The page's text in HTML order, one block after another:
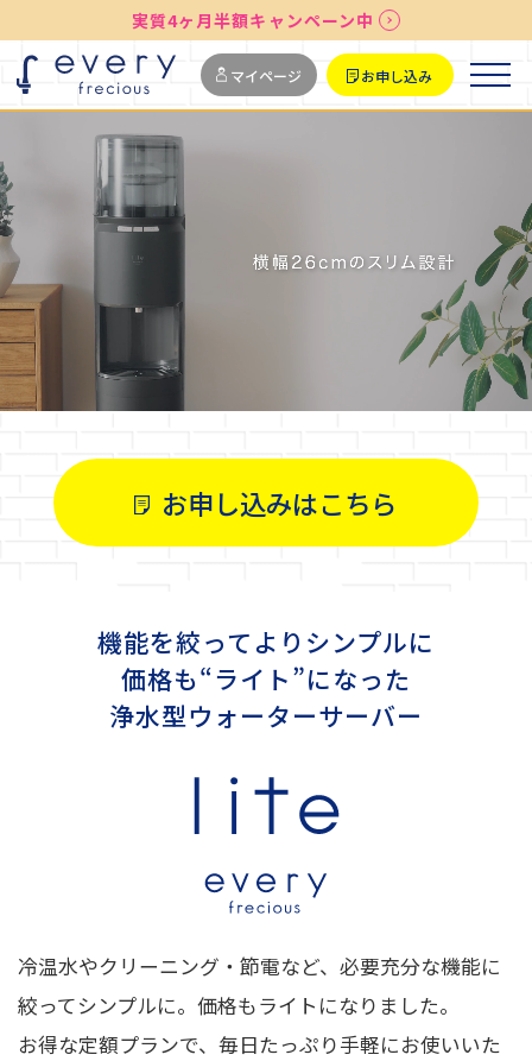
送料無料
最短お届け7日後
実質4ヶ月半額キャンペーン中
マイページ お申し込み
お申し込みはこちら
機能を絞ってよりシンプルに
価格も“ライト”になった
浄水型ウォーターサーバー
冷温水やクリーニング・節電など、必要充分な機能に
絞ってシンプルに。価格もライトになりました。
お得な定額プランで、毎日たっぷり手軽にお使いいた